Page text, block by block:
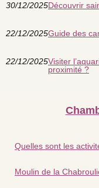
30/12/2025Découvrir
22/12/2025Guide des
22/12/2025Visiter
proximité ?
Quelles sont les
Moulin de la